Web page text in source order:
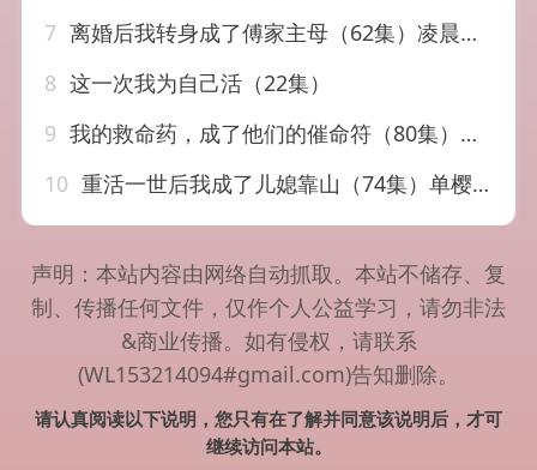
7 离婚后我转身成了傅家主母（62集）凌晨&虞彤彤
8 这一次我为自己活（22集）
9 我的救命药，成了他们的催命符（80集）赵德昊&尹喜善
10 重活一世后我成了儿媳靠山（74集）单樱杰＆赵晶
声明：本站内容由网络自动抓取。本站不储存、复
制、传播任何文件，仅作个人公益学习，请勿非法
&商业传播。如有侵权，请联系
(WL153214094#gmail.com)告知删除。
请认真阅读以下说明，您只有在了解并同意该说明后，才可
继续访问本站。